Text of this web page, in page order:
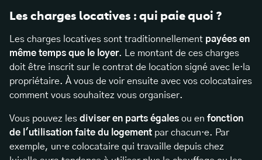
Les charges locatives : qui paie quoi ?
Les charges locatives sont traditionnellement payées en
même temps que le loyer. Le montant de ces charges
doit être inscrit sur le contrat de location signé avec le·la
propriétaire. À vous de voir ensuite avec vos colocataires
comment vous souhaitez vous organiser.
Vous pouvez les diviser en parts égales ou en fonction
de l'utilisation faite du logement par chacun·e. Par
exemple, un·e colocataire qui travaille depuis chez